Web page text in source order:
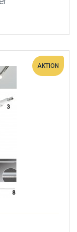
AKTION